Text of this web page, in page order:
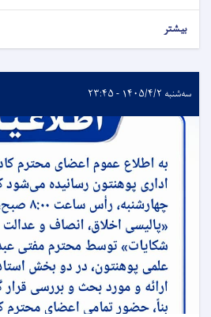
بیشتر
سه‌شنبه ۱۴۰۵/۴/۲ - ۲۳:۴۵